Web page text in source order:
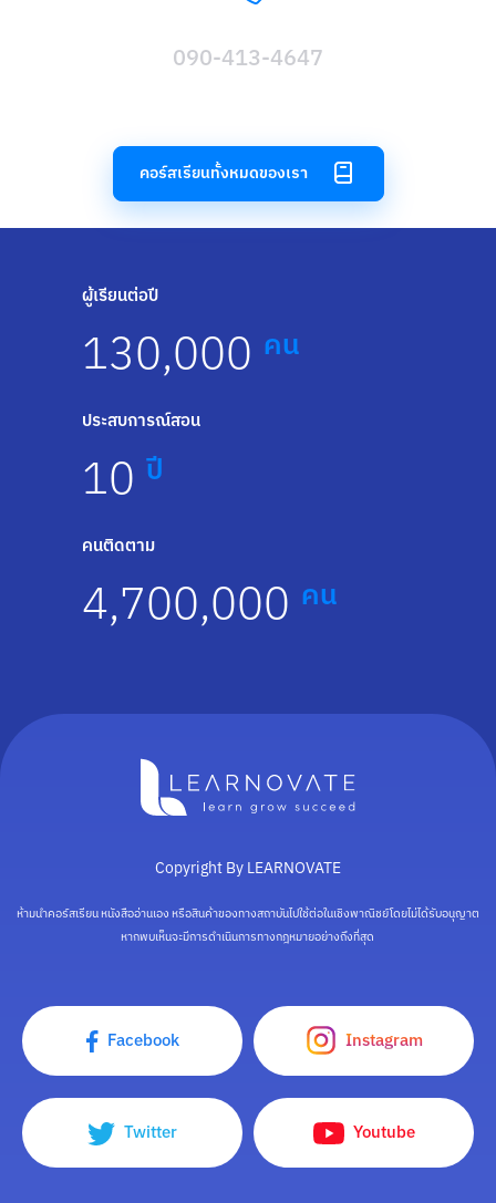
090-413-4647
คอร์สเรียนทั้งหมดของเรา
ผู้เรียนต่อปี
130,000 คน
ประสบการณ์สอน
10 ปี
คนติดตาม
4,700,000 คน
Copyright By LEARNOVATE
ห้ามนำคอร์สเรียน หนังสืออ่านเอง หรือสินค้าของทางสถาบันไปใช้ต่อในเชิงพาณิชย์โดยไม่ได้รับอนุญาต
หากพบเห็นจะมีการดำเนินการทางกฎหมายอย่างถึงที่สุด
Facebook Instagram
Twitter Youtube